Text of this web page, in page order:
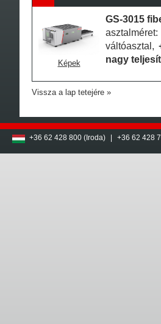
Képek
GS-3015
váltóasztal,
nagy
Vissza a lap tetejére
+36 62 428 800 (Iroda) | +36 62 428